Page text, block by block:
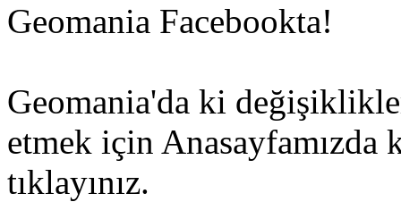
Geomania Facebookta!
Geomania'da ki
etmek için
tıklayınız.